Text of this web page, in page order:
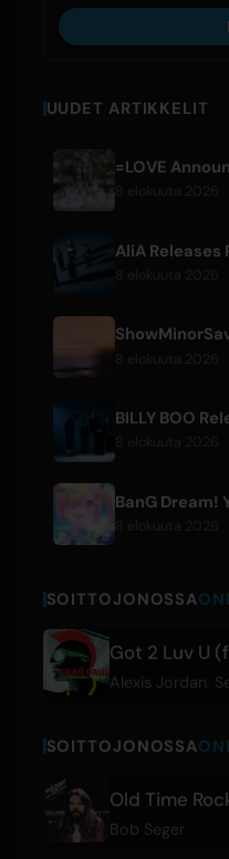
UUDET ARTIKKELIT
SOITTOJONOSSA
Got 2 Luv U
Alexis Jordan
SOITTOJONOSSA
Old Time
Bob Seger